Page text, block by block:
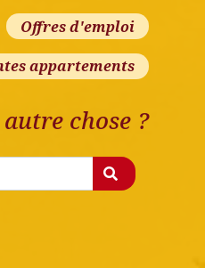
Offres d'emploi
appartements
chose ?